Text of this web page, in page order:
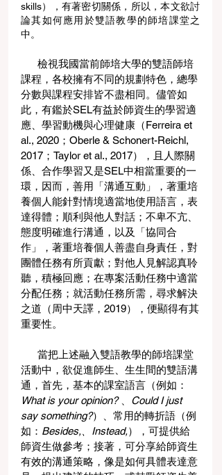
skills），有著密切關係，所以，本文欲討
論其如何應用於雙語教學的師培課堂之
中。
課程，各校擁有不同的規劃特色，總學
分數與課程安排皆不盡相同。儘管如
此，有鑑於SEL有益於師資生的學習適
應、學習動機與心理健康（Ferreira et
al., 2020；Oberle & Schonert-Reichl,
2017；Taylor et al., 2017），且人際關
係、合作學習又是SEL中相當重要的一
環，因而，善用「溝通互動」，著重培
養個人能針對情境適當地使用語言，表
達得體；順利與他人對話；不卑不亢、
態度明確進行溝通，以及「協同合
作」，著重培養個人善盡自身責任，對
團體任務有所貢獻；對他人見解認真聆
聽，積極回應；在專案活動任務中適當
分配任務；就活動任務所需，尋求解決
之道（周中天譯，2019），便顯得有其
重要性。
活動中，欲促進師生、生生間的雙語溝
通，首先，基本的課室語言（例如：
What is your opinion? 、 Could I just
say something?）、常用的轉折語（例
如： Besides,、Instead,），可提供給
師資生做參考；接著，可分享給師資生
有效的溝通策略，像是如何具體表達意